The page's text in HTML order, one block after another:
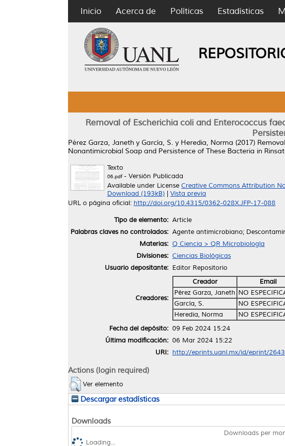
Inicio Acerca de Políticas Estadísticas
Removal of Escherichia coli and Enterococcus
Pérez Garza, Janeth y García, S. y Heredia, Norma (2017)
Nonantimicrobial Soap and Persistence of These Bacteria in
Texto
06.pdf- Versión Publicada
Available under License Creative Commons Attribution
Download (193kB)
Vista previa
URL o página oficial: http://doi.org/10.4315/0362-028X.JFP-17-088
Tipo de elemento: Article
Palabras claves no controlados: Agente antimicrobiano;
Materias: Q Ciencia > QR Microbiología
Divisiones: Ciencias Biológicas
Usuario depositante: Editor Repositorio
Creadores:
Creador Email
Pérez Garza, Janeth NO
García, S.
NO
Heredia, Norma
NO
Fecha del depósito: 09 Feb 2024 15:24
Última modificación: 06 Mar 2024 15:22
URI: http://eprints.uanl.mx/id/eprint/
Actions (login required)
Ver elemento
Descargar estadísticas
Downloads
Downloads per
Loading...